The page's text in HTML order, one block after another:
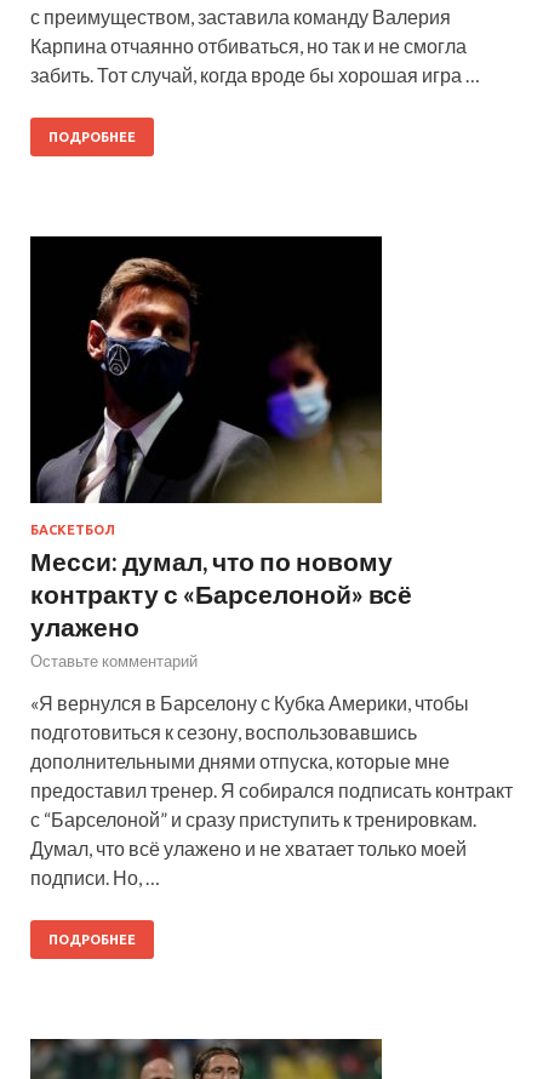
с преимуществом, заставила команду Валерия
Карпина отчаянно отбиваться, но так и не смогла
забить. Тот случай, когда вроде бы хорошая игра …
ПОДРОБНЕЕ
БАСКЕТБОЛ
Месси: думал, что по новому
контракту с «Барселоной» всё
улажено
Оставьте комментарий
«Я вернулся в Барселону с Кубка Америки, чтобы
подготовиться к сезону, воспользовавшись
дополнительными днями отпуска, которые мне
предоставил тренер. Я собирался подписать контракт
с “Барселоной” и сразу приступить к тренировкам.
Думал, что всё улажено и не хватает только моей
подписи. Но, …
ПОДРОБНЕЕ